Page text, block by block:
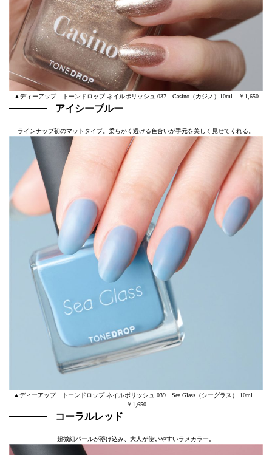
▲ディーアップ トーンドロップ ネイルポリッシュ 037 Casino（カジノ）10ml ￥1,650
アイシーブルー
ラインナップ初のマットタイプ。柔らかく透ける色合いが手元を美しく見せてくれる。
▲ディーアップ トーンドロップ ネイルポリッシュ 039 Sea Glass（シーグラス） 10ml
￥1,650
コーラルレッド
超微細パールが溶け込み、大人が使いやすいラメカラー。